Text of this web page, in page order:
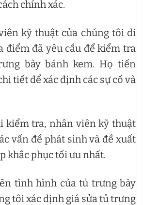
chính xác.
kỹ thuật của chúng tôi di
điểm đã yêu cầu để kiểm tra
bày bánh kem. Họ tiến
tiết để xác định các sự cố và
kiểm tra, nhân viên kỹ thuật
vấn đề phát sinh và đề xuất
khắc phục tối ưu nhất.
tình hình của tủ trưng bày
tôi xác định giá sửa tủ trưng